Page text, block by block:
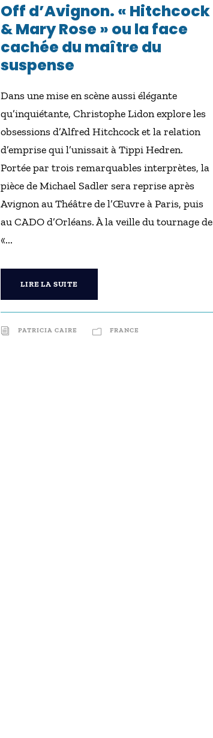
Off d’Avignon. « Hitchcock
& Mary Rose » ou la face
cachée du maître du
suspense
Dans une mise en scène aussi élégante
qu’inquiétante, Christophe Lidon explore les
obsessions d’Alfred Hitchcock et la relation
d’emprise qui l’unissait à Tippi Hedren.
Portée par trois remarquables interprètes, la
pièce de Michael Sadler sera reprise après
Avignon au Théâtre de l’Œuvre à Paris, puis
au CADO d’Orléans. À la veille du tournage de
«...
LIRE LA SUITE
PATRICIA CAIRE FRANCE